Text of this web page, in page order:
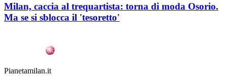
Milan, caccia al trequartista: torna di moda Osorio.
Ma se si sblocca il 'tesoretto'
Pianetamilan.it